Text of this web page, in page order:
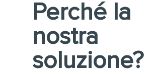
Perché la
nostra
soluzione?